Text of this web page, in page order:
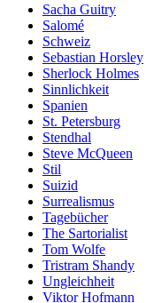
Sacha Guitry
Salomé
Schweiz
Sebastian Horsley
Sherlock Holmes
Sinnlichkeit
Spanien
St. Petersburg
Stendhal
Steve McQueen
Stil
Suizid
Surrealismus
Tagebücher
The Sartorialist
Tom Wolfe
Tristram Shandy
Ungleichheit
Viktor Hofmann